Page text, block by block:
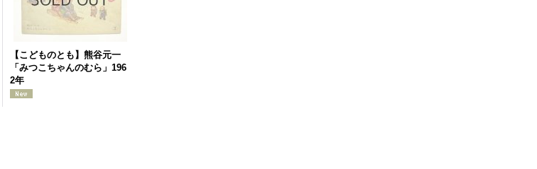
【こどものとも】熊谷元一
「みつこちゃんのむら」196
2年